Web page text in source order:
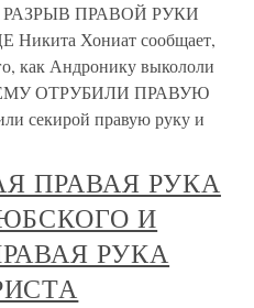
ПРАВОЙ РУКИ
Хониат сообщает,
как Андронику выкололи
ЕМУ ОТРУБИЛИ ПРАВУЮ
секирой правую руку и
ПРАВАЯ РУКА
И
РУКА